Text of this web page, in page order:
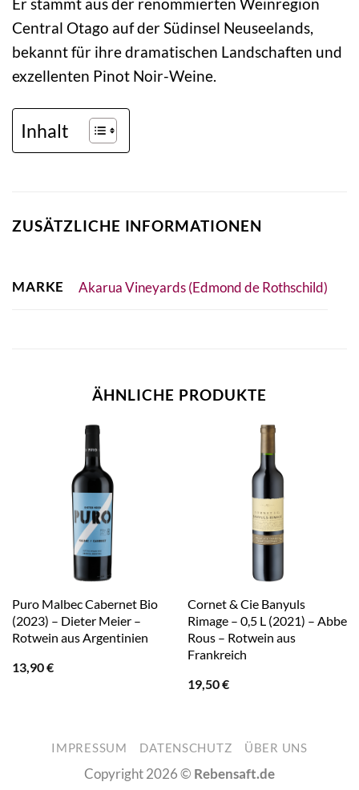
Central Otago auf der Südinsel Neuseelands,
bekannt für ihre dramatischen Landschaften und
exzellenten Pinot Noir-Weine.
Inhalt
ZUSÄTZLICHE INFORMATIONEN
MARKE Akarua Vineyards (Edmond de Rothschild)
ÄHNLICHE PRODUKTE
Puro Malbec Cabernet Bio
(2023) – Dieter Meier –
Rotwein aus Argentinien
13,90€
Cornet & Cie Banyuls
Rimage – 0,5 L (2021) – Abbe
Rous – Rotwein aus
Frankreich
19,50€
IMPRESSUM DATENSCHUTZ ÜBER UNS
Copyright 2026 © Rebensaft.de